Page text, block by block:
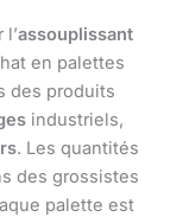
assouplissant
en palettes
des produits
industriels,
. Les quantités
des grossistes
palette est